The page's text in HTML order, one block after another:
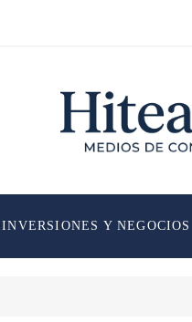
INVERSIONES Y NEGOCIOS